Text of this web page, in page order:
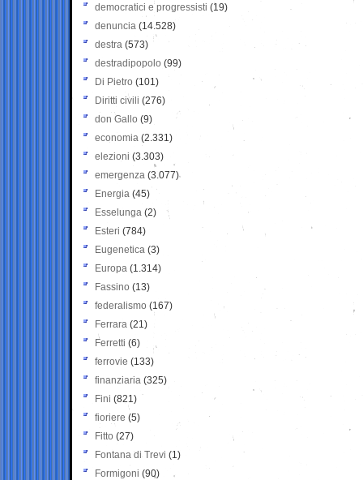
democratici e progressisti (19)
denuncia (14.528)
destra (573)
destradipopolo (99)
Di Pietro (101)
Diritti civili (276)
don Gallo (9)
economia (2.331)
elezioni (3.303)
emergenza (3.077)
Energia (45)
Esselunga (2)
Esteri (784)
Eugenetica (3)
Europa (1.314)
Fassino (13)
federalismo (167)
Ferrara (21)
Ferretti (6)
ferrovie (133)
finanziaria (325)
Fini (821)
fioriere (5)
Fitto (27)
Fontana di Trevi (1)
Formigoni (90)